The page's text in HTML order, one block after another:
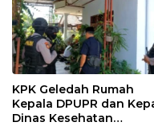
KPK Geledah Rumah
Kepala DPUPR dan
Dinas Kesehatan